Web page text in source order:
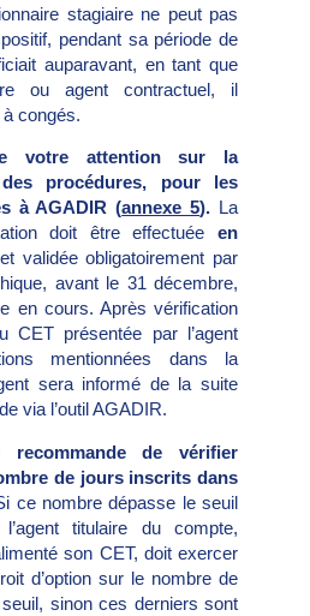
stagiaire ne peut pas
pendant sa période de
auparavant, en tant que
ou agent contractuel, il
congés.
votre attention sur la
des procédures, pour les
à AGADIR (annexe 5). La
doit être effectuée en
validée obligatoirement par
avant le 31 décembre,
en cours. Après vérification
CET présentée par l’agent
mentionnées dans la
sera informé de la suite
via l’outil AGADIR.
recommande de vérifier
de jours inscrits dans
ce nombre dépasse le seuil
titulaire du compte,
son CET, doit exercer
d’option sur le nombre de
sinon ces derniers sont